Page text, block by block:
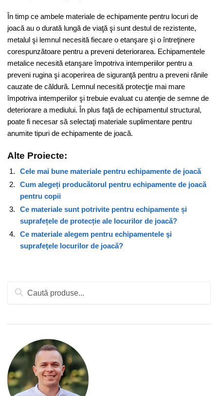
În timp ce ambele materiale de echipamente pentru locuri de
joacă au o durată lungă de viaţă şi sunt destul de rezistente,
metalul şi lemnul necesită fiecare o etanşare şi o întreţinere
corespunzătoare pentru a preveni deteriorarea. Echipamentele
metalice necesită etanşare împotriva intemperiilor pentru a
preveni rugina şi acoperirea de siguranţă pentru a preveni rănile
cauzate de căldură. Lemnul necesită protecţie mai mare
împotriva intemperiilor şi trebuie evaluat cu atenţie de semne de
deteriorare a mediului. În plus faţă de echipamentul structural,
poate fi necesar să selectaţi materiale suplimentare pentru
anumite tipuri de echipamente de joacă.
Alte Proiecte:
Cele mai bune materiale pentru echipamente de joacă
Cum alegeți producătorul pentru echipamente de joacă
pentru copii
Ce materiale sunt potrivite pentru echipamente și
suprafețele de protecție ale locurilor de joacă?
Ce materiale alegem pentru echipamentele şi
suprafeţele locurilor de joacă?
Caută